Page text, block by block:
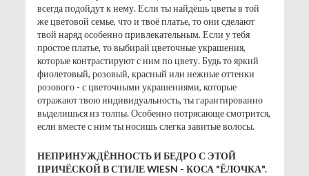
всегда подойдут к нему. Если ты найдёшь цветы в той
же цветовой семье, что и твоё платье, то они сделают
твой наряд особенно привлекательным. Если у тебя
простое платье, то выбирай цветочные украшения,
которые контрастируют с ним по цвету. Будь то яркий
фиолетовый, розовый, красный или нежные оттенки
розового - с цветочными украшениями, которые
отражают твою индивидуальность, ты гарантированно
выделишься из толпы. Особенно потрясающе смотрится,
если вместе с ним ты носишь слегка завитые волосы.
НЕПРИНУЖДЁННОСТЬ И БЕДРО С ЭТОЙ
ПРИЧЁСКОЙ В СТИЛЕ WIESN - КОСА "ЁЛОЧКА".